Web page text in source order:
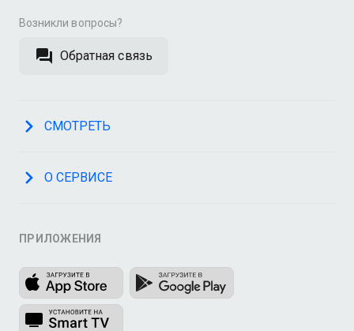
Возникли вопросы?
Обратная связь
СМОТРЕТЬ
О СЕРВИСЕ
ПРИЛОЖЕНИЯ